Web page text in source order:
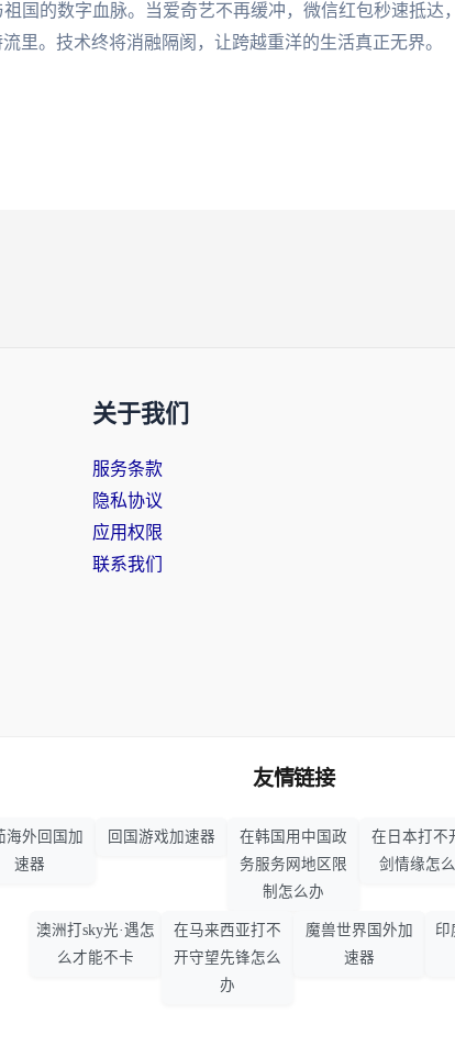
国的数字血脉。当爱奇艺不再缓冲，微信红包秒速抵达
里。技术终将消融隔阂，让跨越重洋的生活真正无界。
关于我们
服务条款
隐私协议
应用权限
联系我们
友情链接
海外回国加
速器
回国游戏加速器
在韩国用中国政
务服务网地区限
制怎么办
在日本打不
剑情缘怎
澳洲打sky光·遇怎
么才能不卡
在马来西亚打不
开守望先锋怎么
办
魔兽世界国外加
速器
印